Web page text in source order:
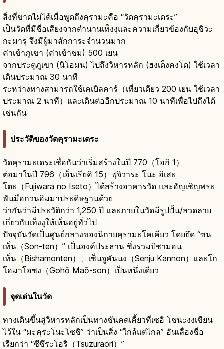
สิ่งที่ขาดไม่ได้เมื่อพูดถึงคุรามะคือ “วัดคุรามะเดระ”
เป็นวัดที่มีชื่อเสียงจากตำนานเท็งงุและความเกี่ยวข้องกับอุชิวะ
กะมารุ จึงมีผู้มาสักการะจำนวนมาก
ค่าเข้าภูเขา (ค่าเข้าชม) 500 เยน
จากประตูภูเขา (นิโอมน) ไปถึงวิหารหลัก (ฮงเด็งคงโด) ใช้เวลา
เดินประมาณ 30 นาที
ระหว่างทางสามารถใช้เคเบิลคาร์（เที่ยวเดียว 200 เยน ใช้เวลา
ประมาณ 2 นาที）และเดินต่ออีกประมาณ 10 นาทีเพื่อไปถึงได้
เช่นกัน
ประวัติของวัดคุรามะเดระ
วัดคุรามะเดระเชื่อกันว่าเริ่มสร้างในปี 770（โฮกิ 1）
ต่อมาในปี 796（เอ็นเรียคิ 15）ฟุจิวาระ โนะ อิเสะ
โตะ（Fujiwara no Iseto）ได้สร้างอาคารวัด และอัญเชิญพระ
พันมือกวนอิมมาประดิษฐานด้วย
ว่ากันว่ามีประวัติกว่า 1,250 ปี และภายในวัดมีรูปปั้น/ลวดลาย
เกี่ยวกับเท็งงุให้เห็นอยู่ทั่วไป
ปัจจุบันวัดเป็นศูนย์กลางของนิกายคุรามะโคเคียว โดยยึด “ซน
เท็น（Son-ten）” เป็นองค์ประธาน ซึ่งรวมบิชามอน
เท็น（Bishamonten）、เซ็นจูคันนง（Senju Kannon）และโก
โฮมาโอซง（Gohō Maō-son）เป็นหนึ่งเดียว
จุดเด่นในวัด
ทางเดินขึ้นสู่วิหารหลักเป็นทางชันคดเคี้ยวที่เซอิ โชนะงงเขียน
ไว้ใน “มะคุระโนะโซชิ” ว่าเป็นสิ่ง “ใกล้แต่ไกล” อันเลื่องชื่อ
เรียกว่า “ซึซึระโอริ（Tsuzuraori）”